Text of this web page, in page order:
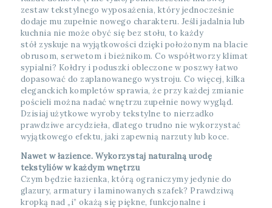
zestaw tekstylnego wyposażenia, który jednocześnie
dodaje mu zupełnie nowego charakteru. Jeśli jadalnia lub
kuchnia nie może obyć się bez stołu, to każdy
stół zyskuje na wyjątkowości dzięki położonym na blacie
obrusom, serwetom i bieżnikom. Co współtworzy klimat
sypialni? Kołdry i poduszki obleczone w poszwy łatwo
dopasować do zaplanowanego wystroju. Co więcej, kilka
eleganckich kompletów sprawia, że przy każdej zmianie
pościeli można nadać wnętrzu zupełnie nowy wygląd.
Dzisiaj użytkowe wyroby tekstylne to nierzadko
prawdziwe arcydzieła, dlatego trudno nie wykorzystać
wyjątkowego efektu, jaki zapewnią narzuty lub koce.
Nawet w łazience. Wykorzystaj naturalną urodę
tekstyliów w każdym wnętrzu
Czym będzie łazienka, którą ograniczymy jedynie do
glazury, armatury i laminowanych szafek? Prawdziwą
kropką nad „i” okażą się piękne, funkcjonalne i